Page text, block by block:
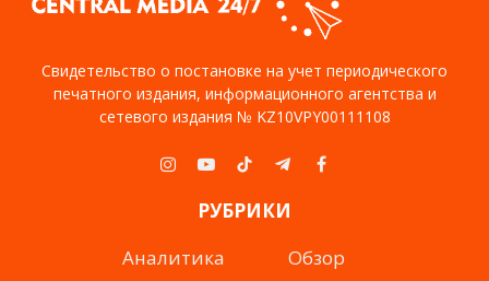
Свидетельство о постановке на учет периодического
печатного издания, информационного агентства и
сетевого издания № KZ10VPY00111108
Instagram
YouTubeTikTokTelegramFacebook
РУБРИКИ
Аналитика
Обзор